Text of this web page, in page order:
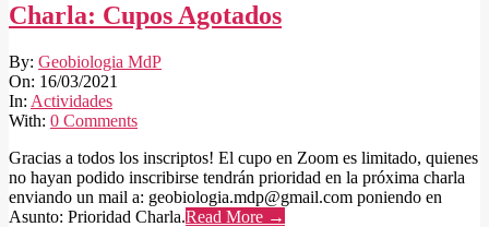
Charla: Cupos Agotados
2021-
03-
16
By: Geobiologia MdP
On: 16/03/2021
In: Actividades
With: 0 Comments
Gracias a todos los inscriptos! El cupo en Zoom es limitado, quienes
no hayan podido inscribirse tendrán prioridad en la próxima charla
enviando un mail a: geobiologia.mdp@gmail.com poniendo en
Asunto: Prioridad Charla.Read More →